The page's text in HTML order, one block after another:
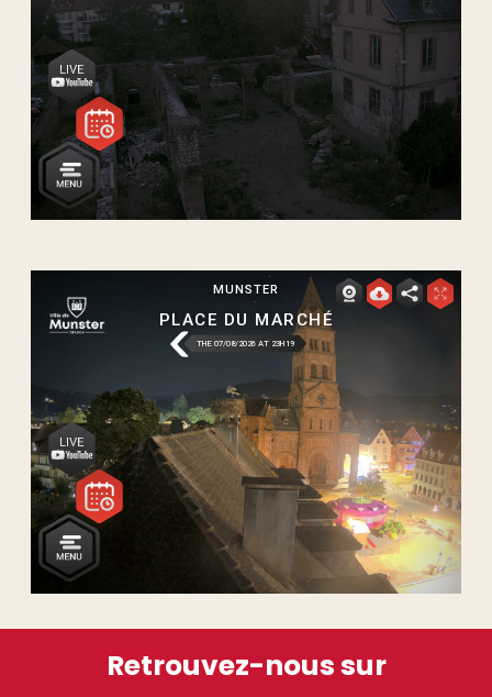
Retrouvez-nous sur